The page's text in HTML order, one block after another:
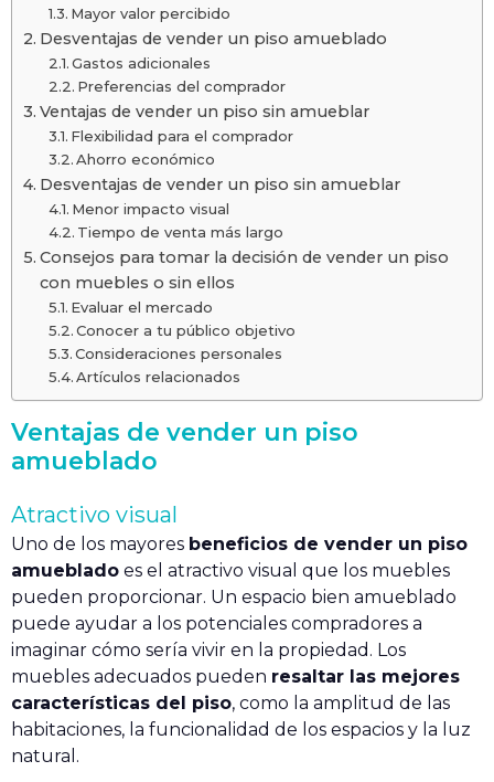
Mayor valor percibido
Desventajas de vender un piso amueblado
Gastos adicionales
Preferencias del comprador
Ventajas de vender un piso sin amueblar
Flexibilidad para el comprador
Ahorro económico
Desventajas de vender un piso sin amueblar
Menor impacto visual
Tiempo de venta más largo
Consejos para tomar la decisión de vender un piso
con muebles o sin ellos
Evaluar el mercado
Conocer a tu público objetivo
Consideraciones personales
Artículos relacionados
Ventajas de vender un piso
amueblado
Atractivo visual
Uno de los mayores beneficios de vender un piso
amueblado es el atractivo visual que los muebles
pueden proporcionar. Un espacio bien amueblado
puede ayudar a los potenciales compradores a
imaginar cómo sería vivir en la propiedad. Los
muebles adecuados pueden resaltar las mejores
características del piso, como la amplitud de las
habitaciones, la funcionalidad de los espacios y la luz
natural.